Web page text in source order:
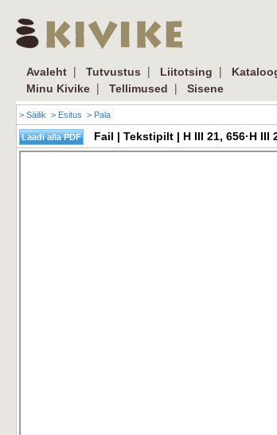
Avaleht | Tutvustus | Liitotsing |
Minu Kivike | Tellimused | Sisene
> Säilik > Esitus > Pala
Fail | Tekstipilt | H III 21, 656·H III